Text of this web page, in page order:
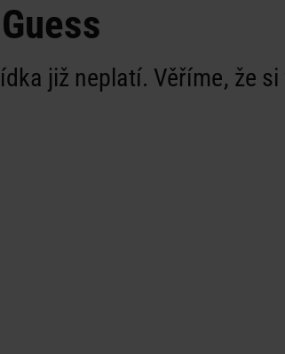
již neplatí. Věříme, že